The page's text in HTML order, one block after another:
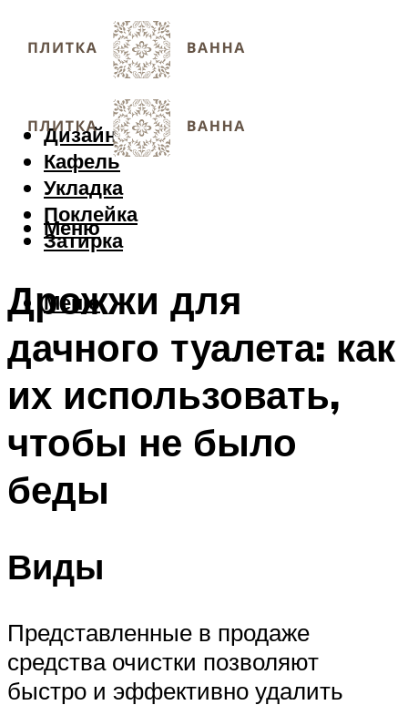
Дизайн
Кафель
Укладка
Поклейка
Затирка
Меню
Меню
Дрожжи для
дачного туалета: как
их использовать,
чтобы не было
беды
Виды
Представленные в продаже
средства очистки позволяют
быстро и эффективно удалить